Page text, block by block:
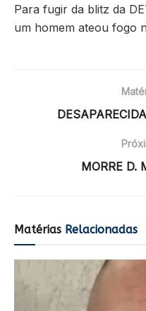
Para fugir da blitz da
um homem ateou fogo
MORRE D.
Matérias Relacionadas